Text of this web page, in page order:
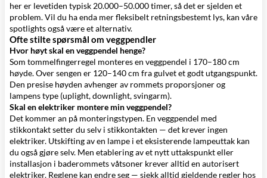
her er levetiden typisk 20.000–50.000 timer, så det er sjelden et
problem. Vil du ha enda mer fleksibelt retningsbestemt lys, kan våre
spotlightsogså være et alternativ.
Ofte stilte spørsmål om veggpendler
Hvor høyt skal en veggpendel henge?
Som tommelfingerregel monteres en veggpendel i 170–180 cm
høyde. Over sengen er 120–140 cm fra gulvet et godt utgangspunkt.
Den presise høyden avhenger av rommets proporsjoner og
lampens type (uplight, downlight, svingarm).
Skal en elektriker montere min veggpendel?
Det kommer an på monteringstypen. En veggpendel med
stikkontakt setter du selv i stikkontakten — det krever ingen
elektriker. Utskifting av en lampe i et eksisterende lampeuttak kan
du også gjøre selv. Men etablering av et nytt uttakspunkt eller
installasjon i baderommets våtsoner krever alltid en autorisert
elektriker. Reglene kan endre seg — sjekk alltid gjeldende regler hos